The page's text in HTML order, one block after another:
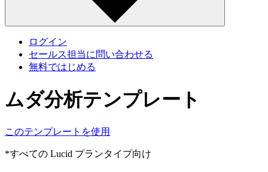
ログイン
セールス担当に問い合わせる
無料ではじめる
ムダ分析テンプレート
このテンプレートを使用
*すべての Lucid プランタイプ向け